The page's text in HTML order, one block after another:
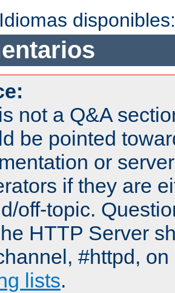
Idiomas
not a Q&A
be pointed
or
if they are
off-topic.
HTTP Server
#httpd,
lists.